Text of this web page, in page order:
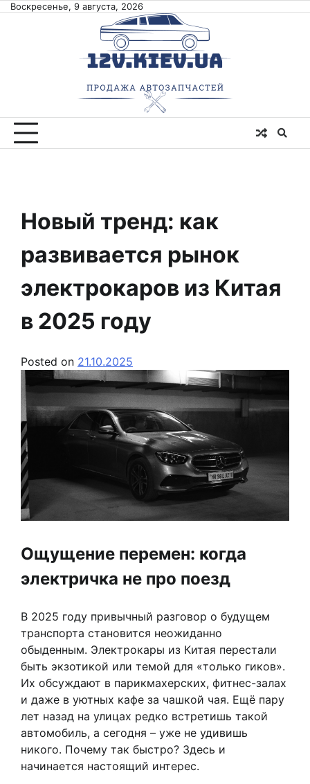
SkipВоскресенье, 9 августа, 2026
Новый тренд: как
развивается рынок
электрокаров из Китая
в 2025 году
Posted on 21.10.2025
Ощущение перемен: когда
электричка не про поезд
В 2025 году привычный разговор о будущем
транспорта становится неожиданно
обыденным. Электрокары из Китая перестали
быть экзотикой или темой для «только гиков».
Их обсуждают в парикмахерских, фитнес-залах
и даже в уютных кафе за чашкой чая. Ещё пару
лет назад на улицах редко встретишь такой
автомобиль, а сегодня – уже не удивишь
никого. Почему так быстро? Здесь и
начинается настоящий интерес.